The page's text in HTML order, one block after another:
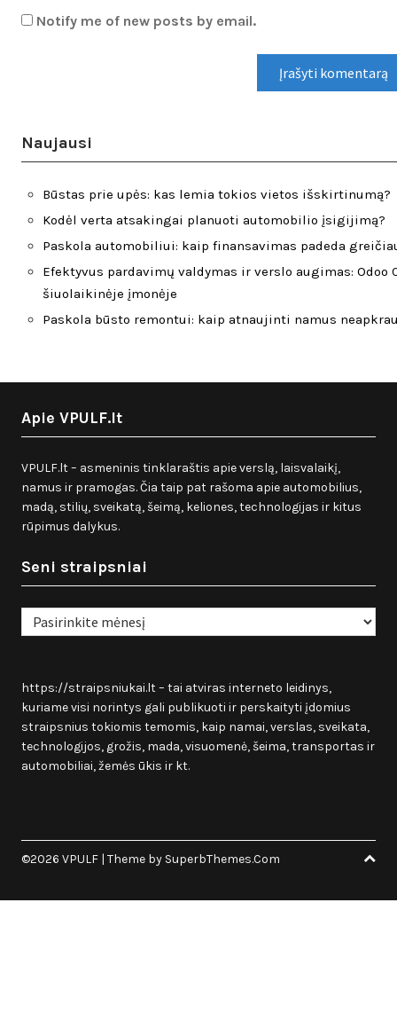
Notify me of new posts by email.
Naujausi
Būstas prie upės: kas lemia tokios vietos išskirtinumą?
Kodėl verta atsakingai planuoti automobilio įsigijimą?
Paskola automobiliui: kaip finansavimas padeda
Efektyvus pardavimų valdymas ir verslo augimas: Odoo
šiuolaikinėje įmonėje
Paskola būsto remontui: kaip atnaujinti namus
Apie VPULF.lt
VPULF.lt – asmeninis tinklaraštis apie verslą, laisvalaikį,
namus ir pramogas. Čia taip pat rašoma apie automobilius,
madą, stilių, sveikatą, šeimą, keliones, technologijas ir kitus
rūpimus dalykus.
Seni straipsniai
Seni
straipsniai
https://straipsniukai.lt– tai atviras interneto leidinys,
kuriame visi norintys gali publikuoti ir perskaityti įdomius
straipsnius tokiomis temomis, kaip namai, verslas, sveikata,
technologijos, grožis, mada, visuomenė, šeima, transportas ir
automobiliai, žemės ūkis ir kt.
©2026 VPULF | Theme by SuperbThemes.Com